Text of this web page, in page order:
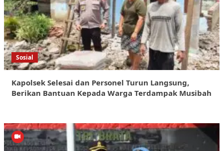
Sosial
Kapolsek Selesai dan Personel Turun Langsung,
Berikan Bantuan Kepada Warga Terdampak Musibah